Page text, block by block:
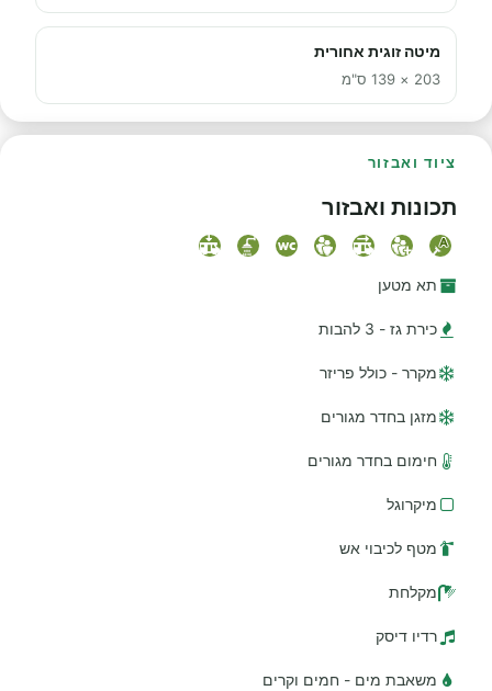
מיטה זוגית אחורית
203 × 139 ס"מ
ציוד ואבזור
תכונות ואבזור
תא מטען
כירת גז - 3 להבות
מקרר - כולל פריזר
מזגן בחדר מגורים
חימום בחדר מגורים
מיקרוגל
מטף לכיבוי אש
מקלחת
רדיו דיסק
משאבת מים - חמים וקרים